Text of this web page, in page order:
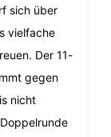
sich über
vielfache
Der 11-
gegen
nicht